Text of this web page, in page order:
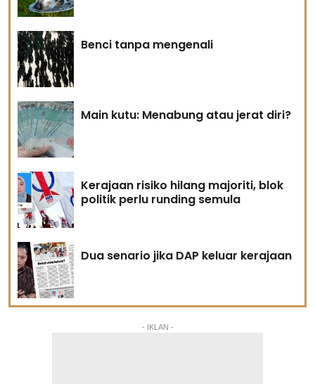
Benci tanpa mengenali
Main kutu: Menabung atau jerat diri?
Kerajaan risiko hilang majoriti, blok
politik perlu runding semula
Dua senario jika DAP keluar kerajaan
- IKLAN -